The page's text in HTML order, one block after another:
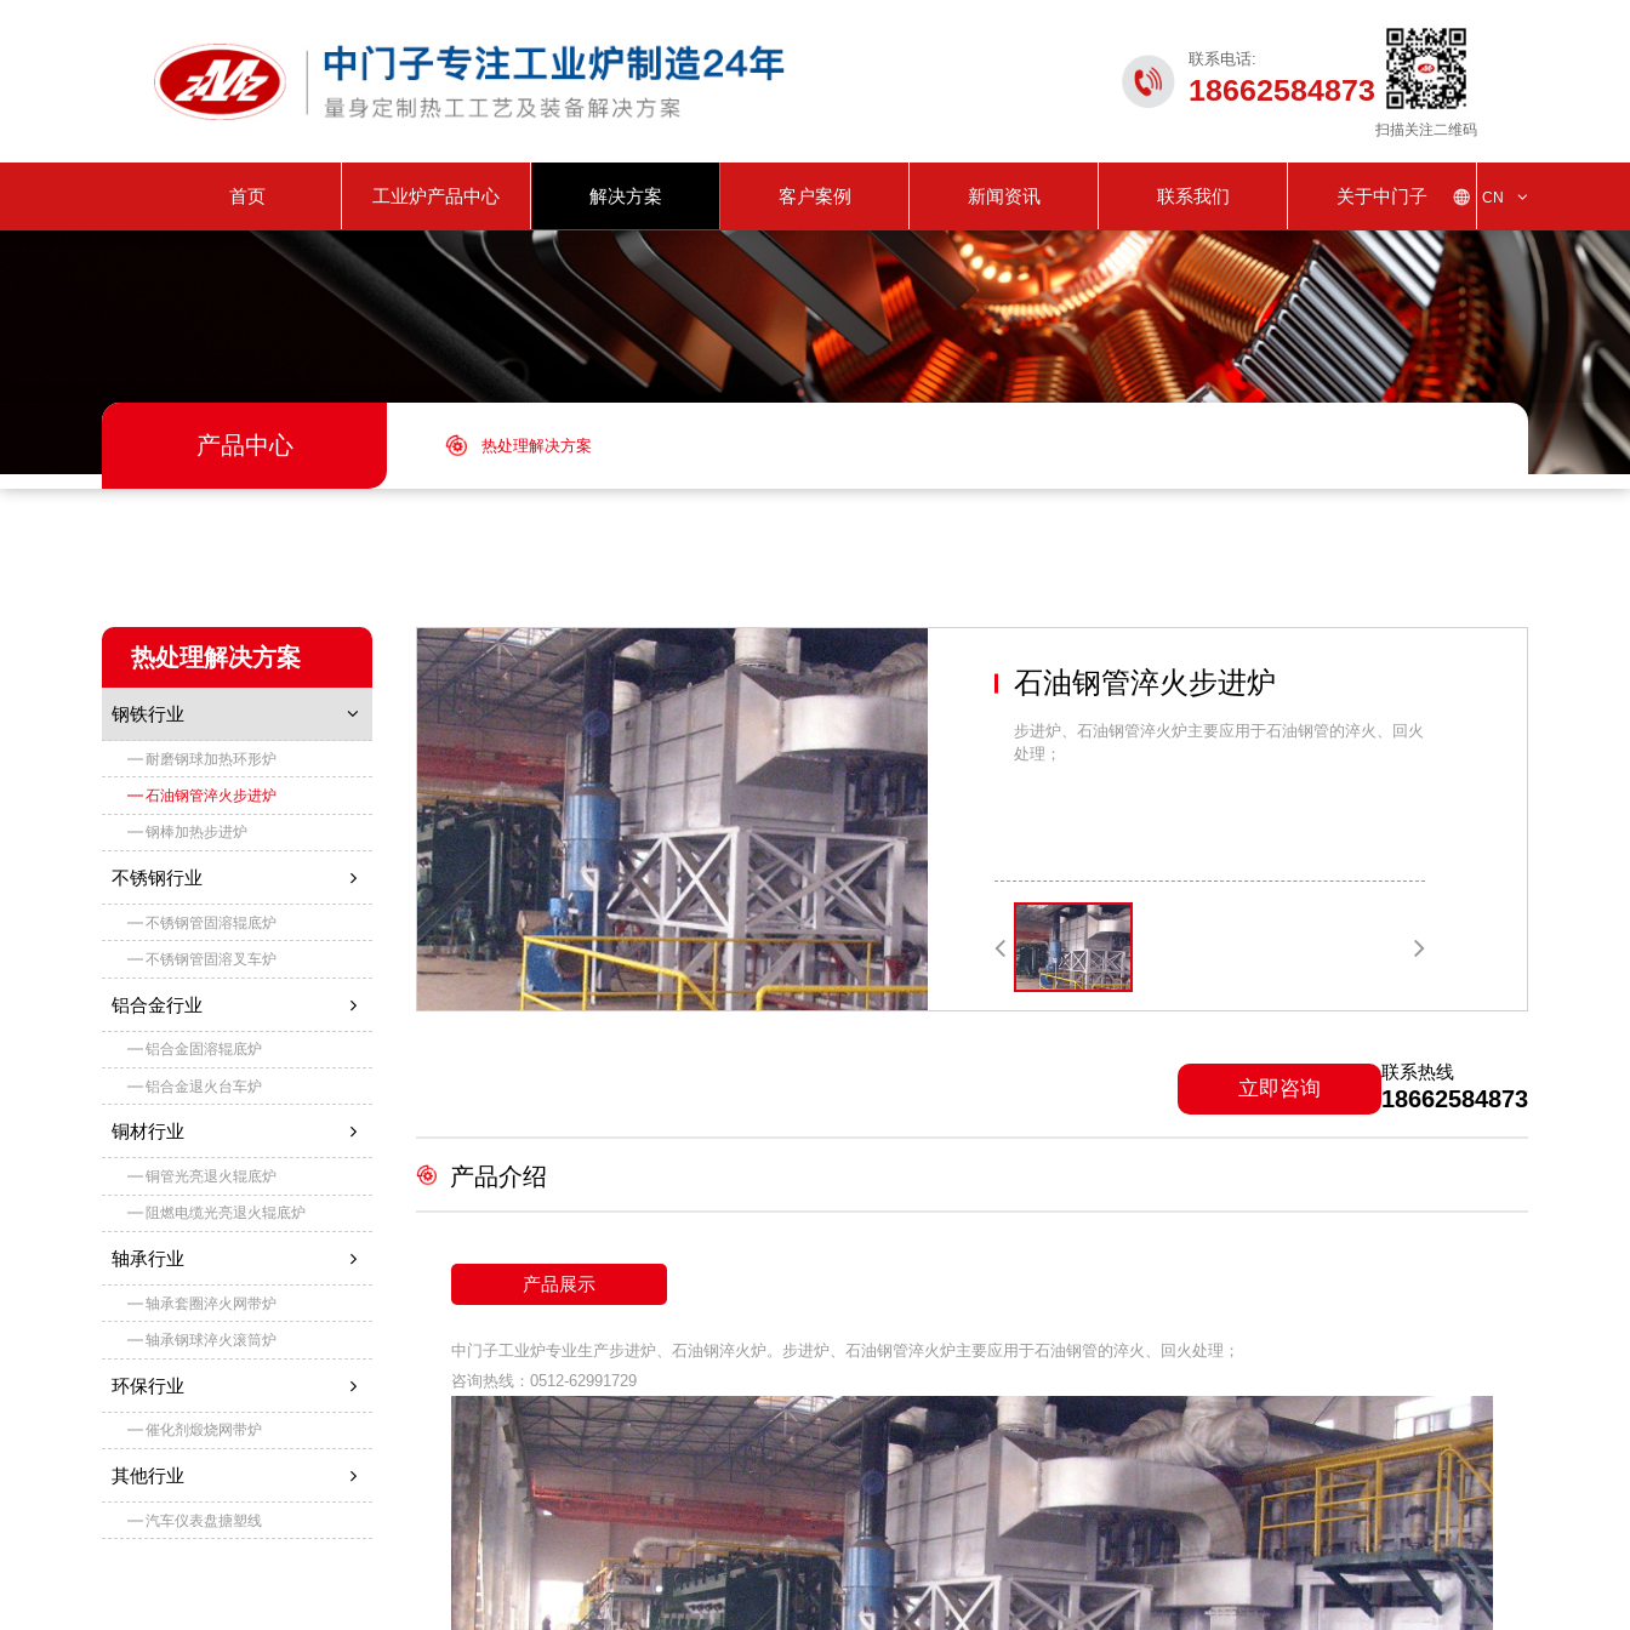
联系电话:
18662584873
扫描关注二维码
首页 工业炉产品中心 解决方案 客户案例 新闻资讯 联系我们 关于中门子 CN
产品中心 热处理解决方案
热处理解决方案
钢铁行业
耐磨钢球加热环形炉
石油钢管淬火步进炉
钢棒加热步进炉
不锈钢行业
不锈钢管固溶辊底炉
不锈钢管固溶叉车炉
铝合金行业
铝合金固溶辊底炉
铝合金退火台车炉
铜材行业
铜管光亮退火辊底炉
阻燃电缆光亮退火辊底炉
轴承行业
轴承套圈淬火网带炉
轴承钢球淬火滚筒炉
环保行业
催化剂煅烧网带炉
其他行业
汽车仪表盘搪塑线
石油钢管淬火步进炉
步进炉、石油钢管淬火炉主要应用于石油钢管的淬火、回火
处理；
立即咨询
联系热线
18662584873
产品介绍
产品展示
中门子工业炉专业生产步进炉、石油钢淬火炉。步进炉、石油钢管淬火炉主要应用于石油钢管的淬火、回火处理；
咨询热线：0512-62991729